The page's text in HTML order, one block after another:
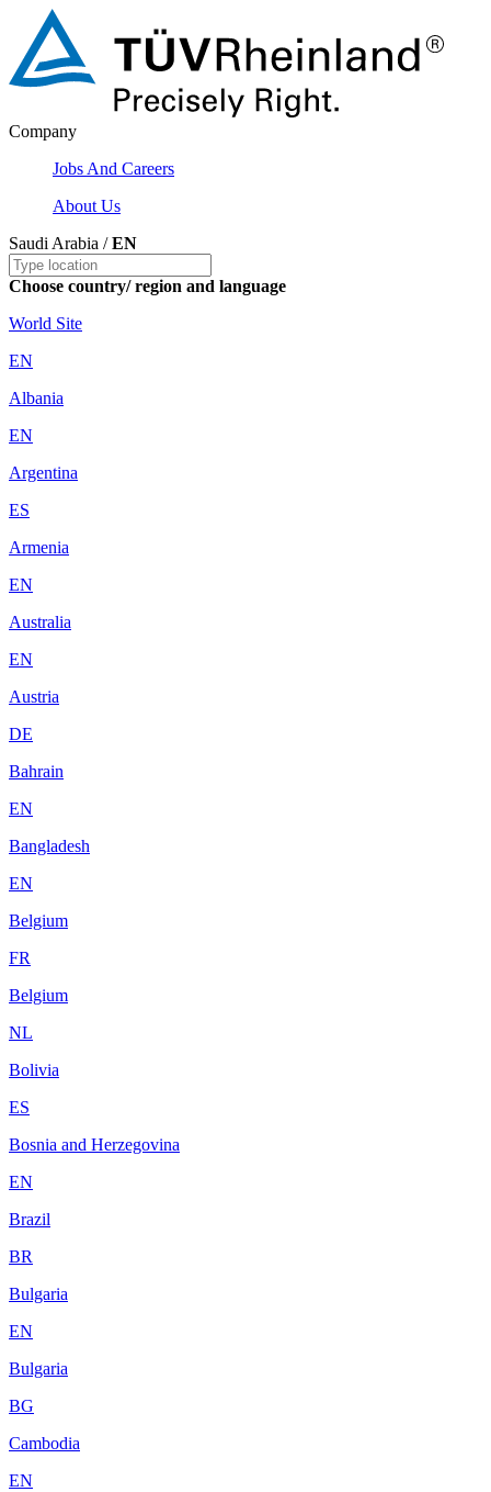
Company
Jobs And Careers
About Us
Saudi Arabia /EN
Choose country/ region and language
World Site
EN
Albania
EN
Argentina
ES
Armenia
EN
Australia
EN
Austria
DE
Bahrain
EN
Bangladesh
EN
Belgium
FR
Belgium
NL
Bolivia
ES
Bosnia and Herzegovina
EN
Brazil
BR
Bulgaria
EN
Bulgaria
BG
Cambodia
EN